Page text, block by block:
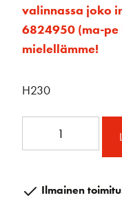
valinnassa joko
6824950 (ma-pe
mielellämme!
H230
määräIlmainen